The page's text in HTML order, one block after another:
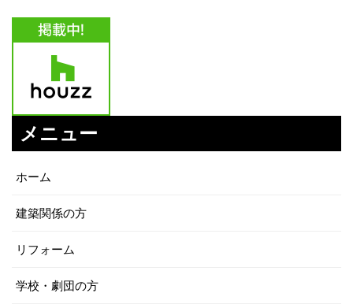
メニュー
ホーム
建築関係の方
リフォーム
学校・劇団の方